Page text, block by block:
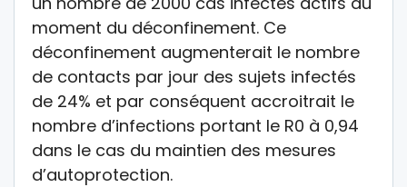
moment du déconfinement. Ce
déconfinement augmenterait le nombre
de contacts par jour des sujets infectés
de 24% et par conséquent accroitrait le
nombre d’infections portant le R0 à 0,94
dans le cas du maintien des mesures
d’autoprotection.